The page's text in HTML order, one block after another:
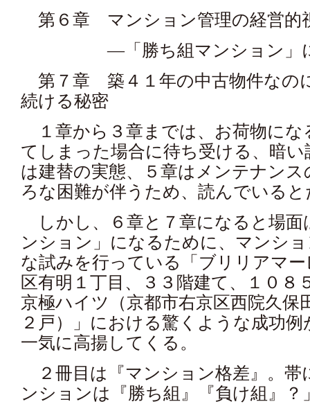
第６章 マンション管理の経営的
―「勝ち組マンション」に
第７章 築４１年の中古物件なの
続ける秘密
１章から３章までは、お荷物にな
てしまった場合に待ち受ける、暗
は建替の実態、５章はメンテナン
ろな困難が伴うため、読んでいる
しかし、６章と７章になると場面
ンション」になるために、マンシ
な試みを行っている「ブリリアマ
区有明１丁目、３３階建て、１０８
京極ハイツ（京都市右京区西院久保
２戸）」における驚くような成功
一気に高揚してくる。
２冊目は『マンション格差』。帯
ンションは『勝ち組』『負け組』？